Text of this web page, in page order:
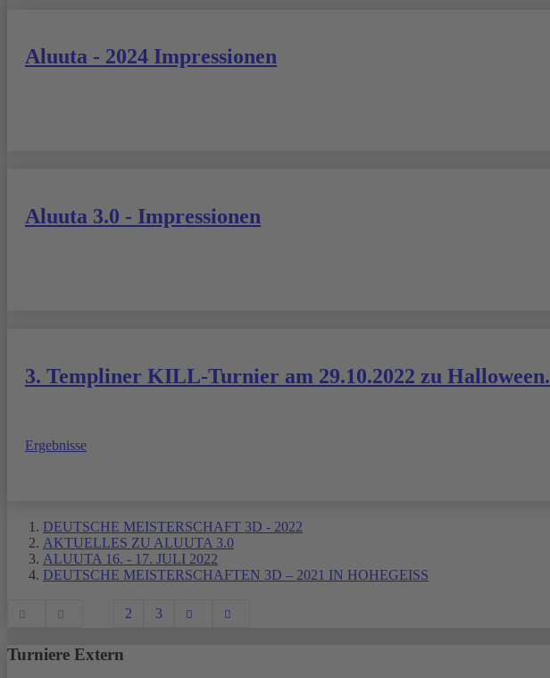
Aluuta - 2024 Impressionen
Aluuta 3.0 - Impressionen
3. Templiner KILL-Turnier am 29.10.2022 zu Halloween.
Ergebnisse
DEUTSCHE MEISTERSCHAFT 3D - 2022
AKTUELLES ZU ALUUTA 3.0
ALUUTA 16. - 17. JULI 2022
DEUTSCHE MEISTERSCHAFTEN 3D – 2021 IN HOHEGEISS
2 3
Turniere Extern